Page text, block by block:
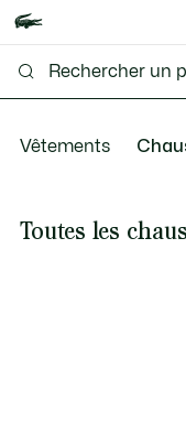
Vêtements
Toutes les